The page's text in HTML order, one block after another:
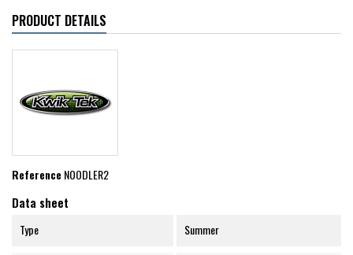
PRODUCT DETAILS
ReferenceNOODLER2
Data sheet
Type Summer